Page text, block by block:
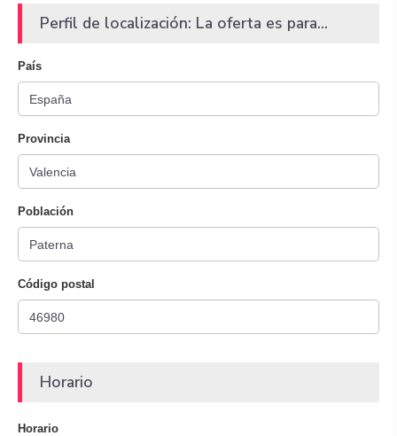
Perfil de localización: La oferta es para...
País
Provincia
Población
Código postal
Horario
Horario